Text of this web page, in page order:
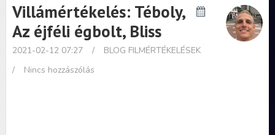
Villámértékelés: Téboly,
Az éjféli égbolt, Bliss
2021-02-12 07:27 / BLOG FILMÉRTÉKELÉSEK
/
Nincs hozzászólás